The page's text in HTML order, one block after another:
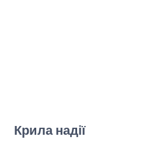
Крила надії